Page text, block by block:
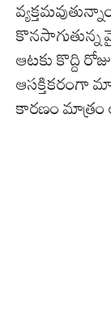
ఆటకు కొద్ది
ఆసక్తికరంగా
కారణం